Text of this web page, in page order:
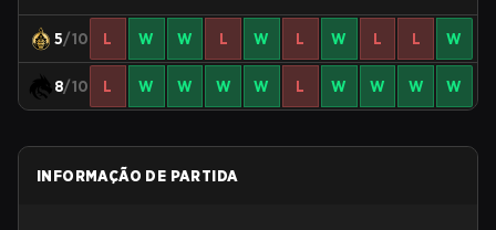
5/10 L W W L W L W L L W
8/10 L W W W W L W W W W
INFORMAÇÃO DE PARTIDA